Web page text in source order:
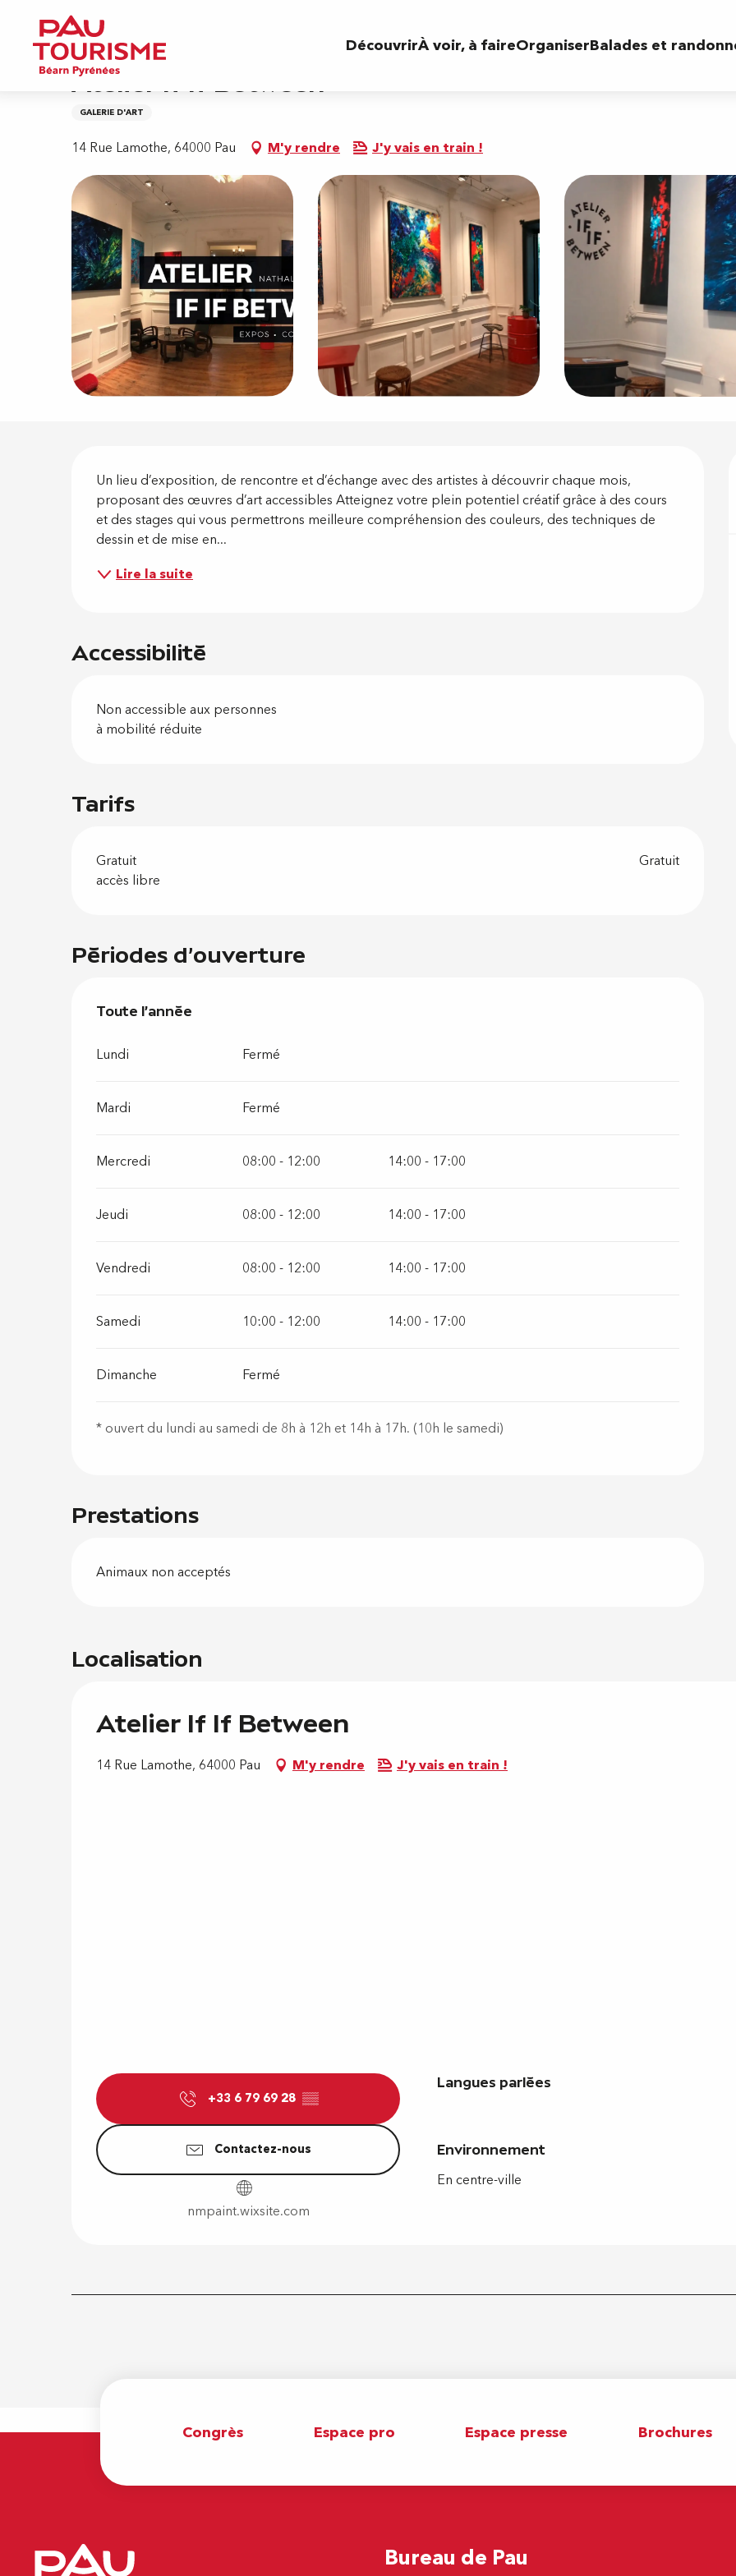
contenu
principal
DécouvrirÀ voir, à faireOrganiserBalades et
Accueil
Atelier If If Between
GALERIE D'ART
14 Rue Lamothe, 64000 Pau M'y rendre J'y vais en train !
Description
Un lieu d’exposition, de rencontre et d’échange avec des artistes à découvrir chaque mois,
proposant des œuvres d’art accessibles Atteignez votre plein potentiel créatif grâce à des cours
et des stages qui vous permettrons meilleure compréhension des couleurs, des techniques de
dessin et de mise en...
Lire la suite
Prestations
Animaux non acceptés
Accessibilité
Non accessible aux personnes
à mobilité réduite
Tarifs
Gratuit
Gratuit
accès libre
Périodes d'ouverture
Toute l'année
Toute l'année
Lundi Fermé
Mardi Fermé
Mercredi 08:00 - 12:00 14:00 - 17:00
Jeudi 08:00 - 12:00 14:00 - 17:00
Vendredi 08:00 - 12:00 14:00 - 17:00
Samedi 10:00 - 12:00 14:00 - 17:00
Dimanche Fermé
* ouvert du lundi au samedi de 8h à 12h et 14h à 17h. (10h le samedi)
Localisation
Atelier If If Between
14 Rue Lamothe, 64000 Pau M'y rendre J'y vais en train !
+33 6 79 69 28 ▒▒
Contactez-nous
nmpaint.wixsite.com
Langues parlées
Langues parlées
Environnement
Environnement
En centre-ville
Congrès Espace pro Espace presse Brochures
Bureau de Pau